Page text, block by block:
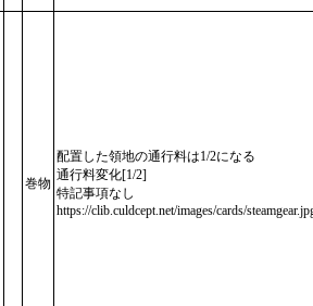
巻物
配置した領地の通行料は1/2になる
通行料変化[1/2]
特記事項なし
https://clib.culdcept.net/images/cards/